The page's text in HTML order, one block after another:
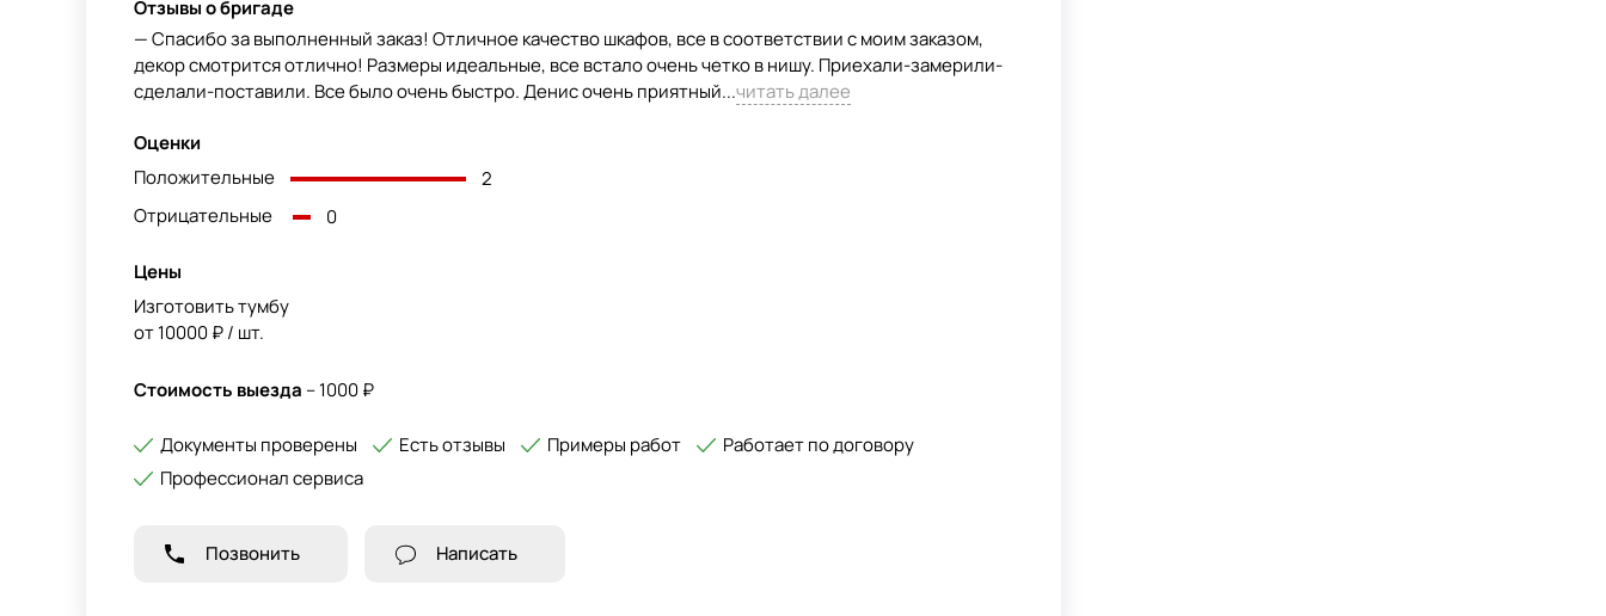
Отзывы о бригаде
— Спасибо за выполненный заказ! Отличное качество шкафов, все в соответствии с моим заказом,
декор смотрится отлично! Размеры идеальные, все встало очень четко в нишу. Приехали-замерили-
сделали-поставили. Все было очень быстро. Денис очень приятный...читать далее
Оценки
Положительные
2
Отрицательные
0
Цены
Изготовить тумбу
от 10000 ₽ / шт.
Стоимость выезда – 1000 ₽
Документы проверены Есть отзывы Примеры работ
Работает по договору
Профессионал сервиса
Позвонить Написать